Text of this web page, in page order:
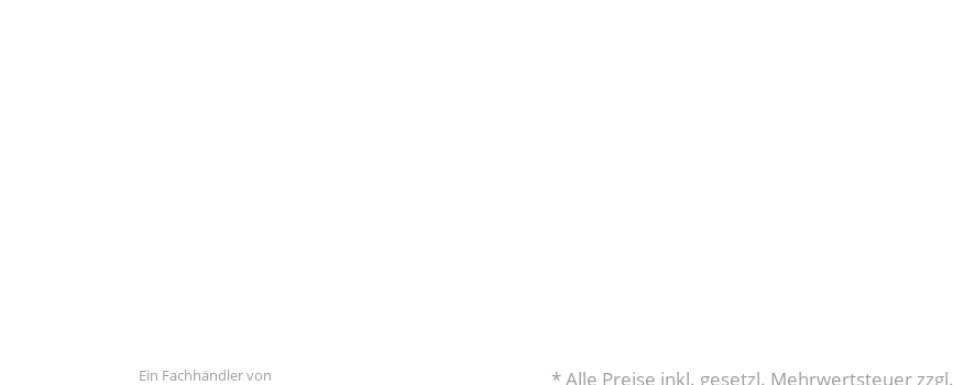
Ein Fachhändler von * Alle Preise inkl. gesetzl. Mehrwertsteuer zzgl.